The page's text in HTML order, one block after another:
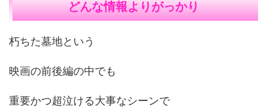
どんな情報よりがっかり
朽ちた墓地という
映画の前後編の中でも
重要かつ超泣ける大事なシーンで